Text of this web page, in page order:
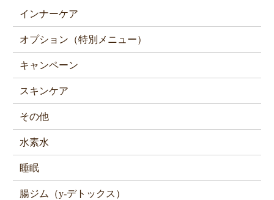
インナーケア
オプション（特別メニュー）
キャンペーン
スキンケア
その他
水素水
睡眠
腸ジム（y-デトックス）